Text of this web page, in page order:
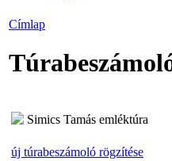
Címlap
Simics Tamás emléktúra
új túrabeszámoló rögzítése